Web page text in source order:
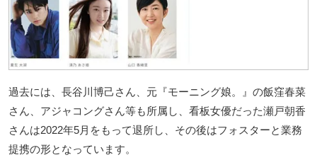
過去には、長谷川博己さん、元『モーニング娘。』の飯窪春菜
さん、アジャコングさん等も所属し、看板女優だった瀬戸朝香
さんは2022年5月をもって退所し、その後はフォスターと業務
提携の形となっています。